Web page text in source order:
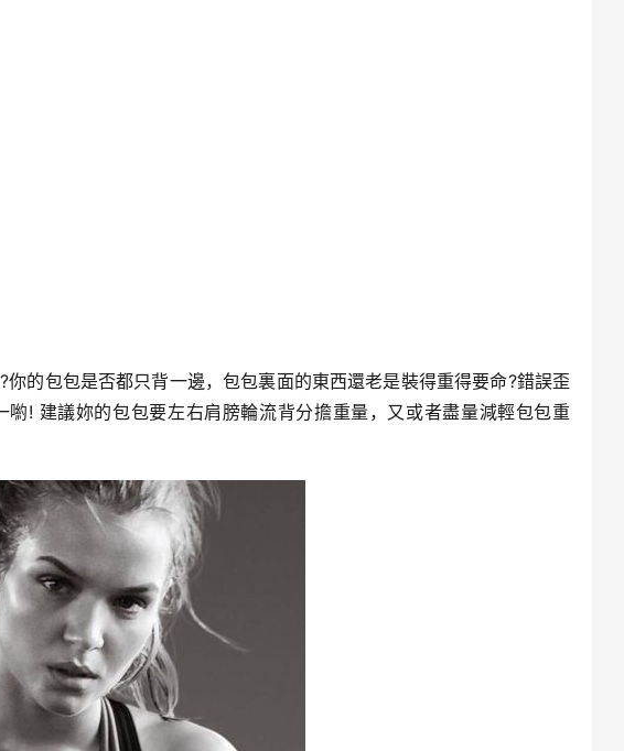
的包包是否都只背一邊，包包裏面的東西還老是裝得重得要命?錯誤歪
! 建議妳的包包要左右肩膀輪流背分擔重量，又或者盡量減輕包包重